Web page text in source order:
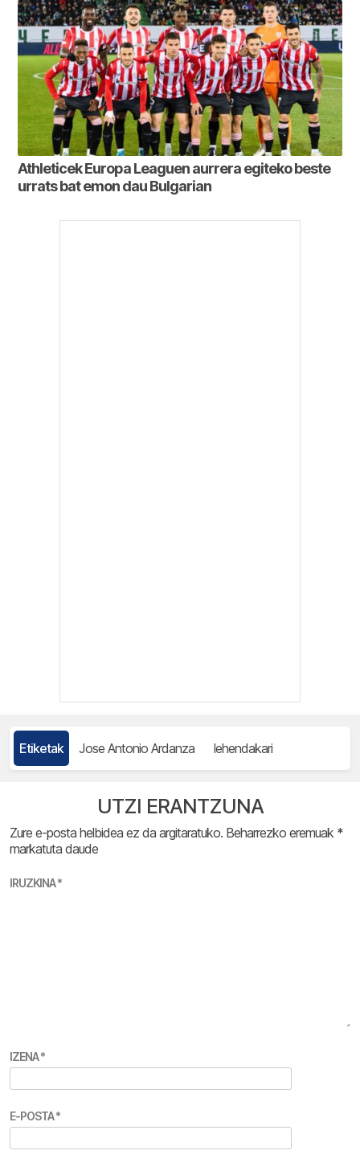
Athleticek Europa Leaguen aurrera egiteko beste
urrats bat emon dau Bulgarian
Etiketak Jose Antonio Ardanza lehendakari
UTZI ERANTZUNA
Zure e-posta helbidea ez da argitaratuko. Beharrezko eremuak *
markatuta daude
IRUZKINA*
IZENA*
E-POSTA*